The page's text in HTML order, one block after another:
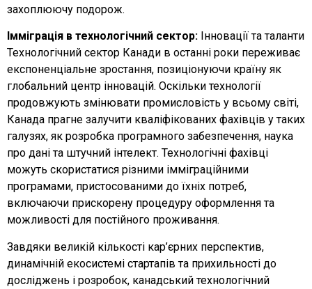
захоплюючу подорож.
Імміграція в технологічний сектор: Інновації та таланти
Технологічний сектор Канади в останні роки переживає
експоненціальне зростання, позиціонуючи країну як
глобальний центр інновацій. Оскільки технології
продовжують змінювати промисловість у всьому світі,
Канада прагне залучити кваліфікованих фахівців у таких
галузях, як розробка програмного забезпечення, наука
про дані та штучний інтелект. Технологічні фахівці
можуть скористатися різними імміграційними
програмами, пристосованими до їхніх потреб,
включаючи прискорену процедуру оформлення та
можливості для постійного проживання.
Завдяки великій кількості кар’єрних перспектив,
динамічній екосистемі стартапів та прихильності до
досліджень і розробок, канадський технологічний